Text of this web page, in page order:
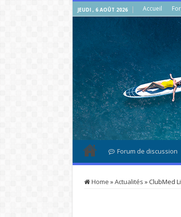
JEUDI , 6 AOÛT 2026 Accueil
Forum de discussion
Home »Actualités »ClubMed